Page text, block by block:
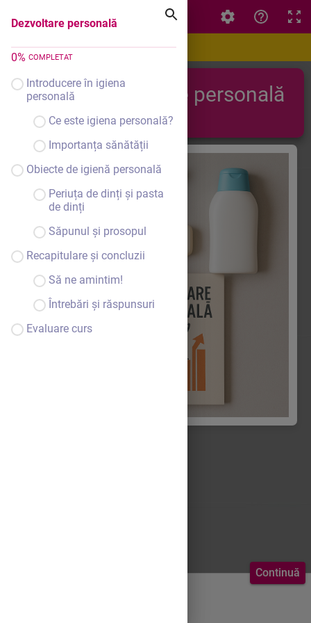
Dezvoltare personală
0% COMPLETAT
Introducere în igiena
personală
Ce este igiena personală?
Importanța sănătății
Obiecte de igienă personală
Periuța de dinți și pasta
de dinți
Săpunul și prosopul
Recapitulare și concluzii
Să ne amintim!
Întrebări și răspunsuri
Evaluare curs
Continuă
Dezvoltare personală
Dezvoltare personală